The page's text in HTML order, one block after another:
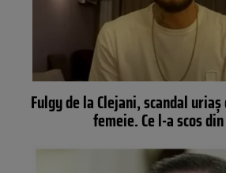
Fulgy de la Clejani, scandal
femeie. Ce l-a scos